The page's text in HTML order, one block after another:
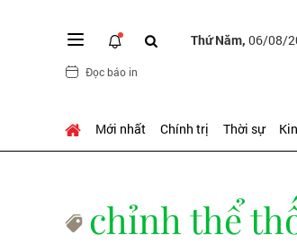
Thứ Năm, 06/08/
Đọc báo in
Mới nhất Chính trị Thời sự
chỉnh thể